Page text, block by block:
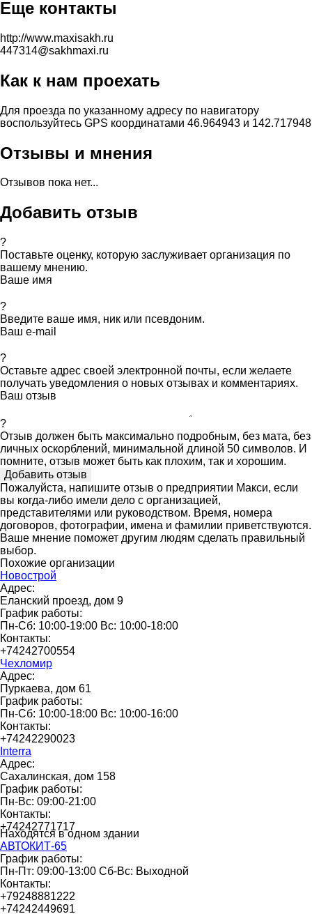
Еще контакты
http://www.maxisakh.ru
447314@sakhmaxi.ru
Как к нам проехать
Для проезда по указанному адресу по навигатору
воспользуйтесь GPS координатами 46.964943 и 142.717948
Отзывы и мнения
Отзывов пока нет...
Добавить отзыв
?
Поставьте оценку, которую заслуживает организация по
вашему мнению.
Ваше имя
?
Введите ваше имя, ник или псевдоним.
Ваш e-mail
?
Оставьте адрес своей электронной почты, если желаете
получать уведомления о новых отзывах и комментариях.
Ваш отзыв
?
Отзыв должен быть максимально подробным, без мата, без
личных оскорблений, минимальной длиной 50 символов. И
помните, отзыв может быть как плохим, так и хорошим.
Пожалуйста, напишите отзыв о предприятии Макси, если
вы когда-либо имели дело с организацией,
представителями или руководством. Время, номера
договоров, фотографии, имена и фамилии приветствуются.
Ваше мнение поможет другим людям сделать правильный
выбор.
Похожие организации
Новострой
Адрес:
Еланский проезд, дом 9
График работы:
Пн-Сб: 10:00-19:00 Вс: 10:00-18:00
Контакты:
+74242700554
Чехломир
Адрес:
Пуркаева, дом 61
График работы:
Пн-Сб: 10:00-18:00 Вс: 10:00-16:00
Контакты:
+74242290023
Interra
Адрес:
Сахалинская, дом 158
График работы:
Пн-Вс: 09:00-21:00
Контакты:
+74242771717
Находятся в одном здании
АВТОКИТ-65
График работы:
Пн-Пт: 09:00-13:00 Сб-Вс: Выходной
Контакты:
+79248881222
+74242449691